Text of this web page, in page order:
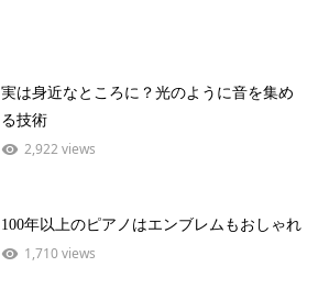
実は身近なところに？光のように音を集め
る技術
2,922 views
100年以上のピアノはエンブレムもおしゃれ
1,710 views